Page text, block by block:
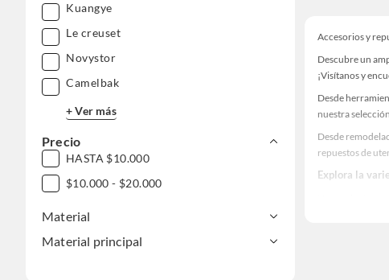
Kuangye
Le creuset
Novystor
Camelbak
+ Ver más
Precio
HASTA $10.000
$10.000 - $20.000
Material
Material principal
Accesorios y
Descubre un
¡Visítanos y
Desde
nuestra
Desde
repuestos de
Explora la
Herramientas,